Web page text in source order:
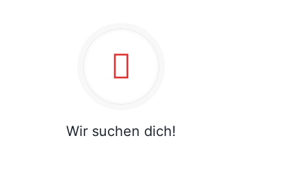
Wir suchen dich!